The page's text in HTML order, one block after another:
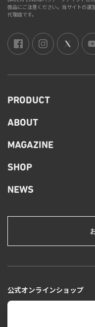
倣品にご注意ください。当サイトの運
代理店です。
PRODUCT
ABOUT
MAGAZINE
SHOP
NEWS
公式オンラインショップ